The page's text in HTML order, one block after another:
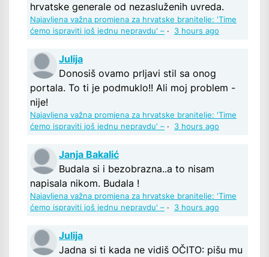
hrvatske generale od nezasluženih uvreda.
Najavljena važna promjena za hrvatske branitelje: 'Time
ćemo ispraviti još jednu nepravdu' – · 3 hours ago
Julija
Donosiš ovamo prljavi stil sa onog
portala. To ti je podmuklo!! Ali moj problem -
nije!
Najavljena važna promjena za hrvatske branitelje: 'Time
ćemo ispraviti još jednu nepravdu' – · 3 hours ago
Janja Bakalić
Budala si i bezobrazna..a to nisam
napisala nikom. Budala !
Najavljena važna promjena za hrvatske branitelje: 'Time
ćemo ispraviti još jednu nepravdu' – · 3 hours ago
Julija
Jadna si ti kada ne vidiš OČITO: pišu mu